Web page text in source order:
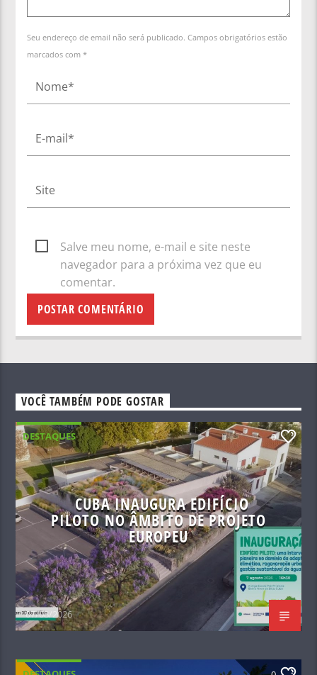
Seu endereço de email não será publicado. Campos obrigatórios estão
marcados com *
Salve meu nome, e-mail e site neste
navegador para a próxima vez que eu
comentar.
VOCÊ TAMBÉM PODE GOSTAR
DESTAQUES 0
CUBA INAUGURA EDIFÍCIO
PILOTO NO ÂMBITO DE PROJETO
EUROPEU
07/08/2026